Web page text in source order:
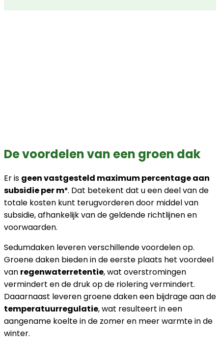
De voordelen van een groen dak
Er is geen vastgesteld maximum percentage aan
subsidie per m². Dat betekent dat u een deel van de
totale kosten kunt terugvorderen door middel van
subsidie, afhankelijk van de geldende richtlijnen en
voorwaarden.
Sedumdaken leveren verschillende voordelen op.
Groene daken bieden in de eerste plaats het voordeel
van regenwaterretentie, wat overstromingen
vermindert en de druk op de riolering vermindert.
Daaarnaast leveren groene daken een bijdrage aan de
temperatuurregulatie, wat resulteert in een
aangename koelte in de zomer en meer warmte in de
winter.